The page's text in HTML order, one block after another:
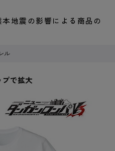
地震の影響による商品の
ル
プで拡大